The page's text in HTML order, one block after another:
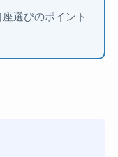
選びのポイント